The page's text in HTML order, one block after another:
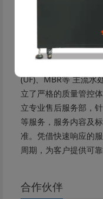
托东莞、惠州、中山
响应的本地化服务。
域，为客户提供从水
(UF)、MBR等 主流水
立了严格的质量管控
立专业售后服务部，
等服务，服务内容及
准。凭借快速响应的
周期，为客户提供可
合作伙伴